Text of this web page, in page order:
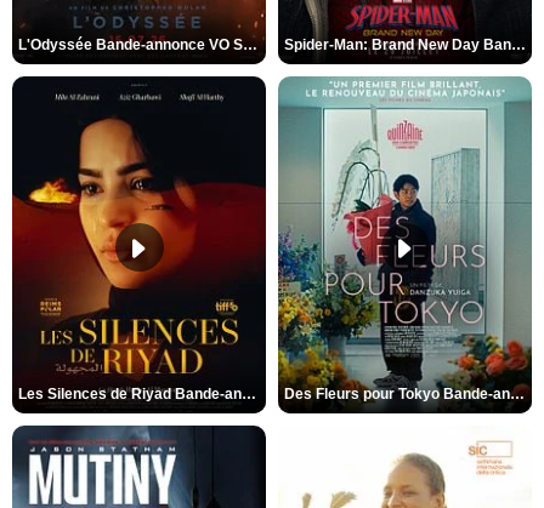
L'Odyssée Bande-annonce VO STFR Spider-Man: Brand New Day Bande-annonce VO STFR
Les Silences de Riyad Bande-annonce VO STFR Des Fleurs pour Tokyo Bande-annonce VO STFR